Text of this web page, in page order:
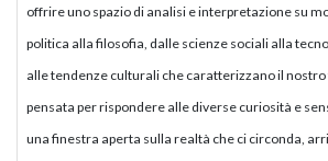
offrire uno spazio di analisi e interpretazione su
politica alla filosofia, dalle scienze sociali alla
alle tendenze culturali che caratterizzano il nostro
pensata per rispondere alle diverse curiosità e
una finestra aperta sulla realtà che ci circonda,